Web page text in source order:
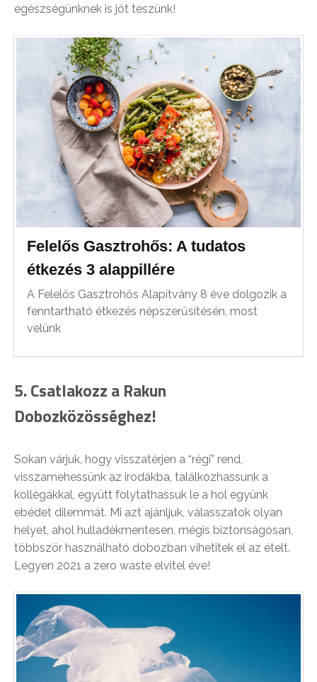
egészségünknek is jót teszünk!
Felelős Gasztrohős: A tudatos
étkezés 3 alappillére
A Felelős Gasztrohős Alapítvány 8 éve dolgozik a
fenntartható étkezés népszerűsítésén, most
velünk
5. Csatlakozz a Rakun
Dobozközösséghez!
Sokan várjuk, hogy visszatérjen a “régi” rend,
visszamehessünk az irodákba, találkozhassunk a
kollégákkal, együtt folytathassuk le a hol együnk
ebédet dilemmát. Mi azt ajánljuk, válasszatok olyan
helyet, ahol hulladékmentesen, mégis biztonságosan,
többször használható dobozban vihetitek el az ételt.
Legyen 2021 a zero waste elvitel éve!